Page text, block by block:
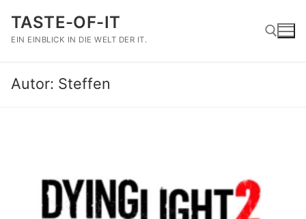
Inhalt
springen
TASTE-OF-IT
EIN EINBLICK IN DIE WELT DER IT.
Autor: Steffen